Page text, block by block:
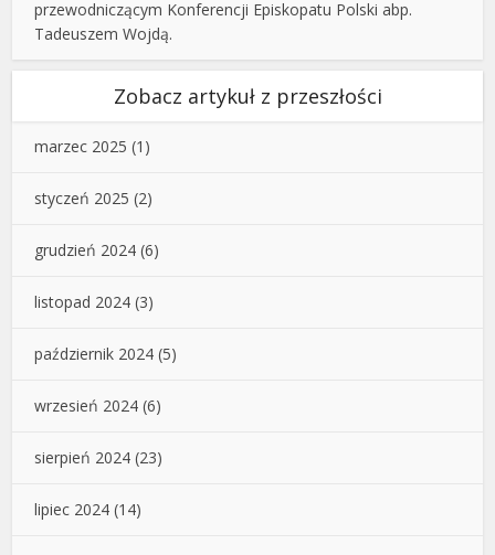
przewodniczącym Konferencji Episkopatu Polski abp.
Tadeuszem Wojdą.
Zobacz artykuł z przeszłości
marzec 2025 (1)
styczeń 2025 (2)
grudzień 2024 (6)
listopad 2024 (3)
październik 2024 (5)
wrzesień 2024 (6)
sierpień 2024 (23)
lipiec 2024 (14)